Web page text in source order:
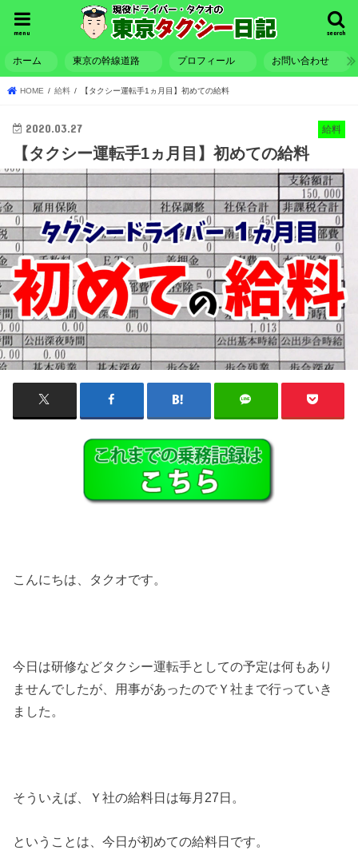
search
menu
ホーム 東京の幹線道路 プロフィール お問い合わせ
HOME 給料 【タクシー運転手1ヵ月目】初めての給料
給料
2020.03.27
【タクシー運転手1ヵ月目】初めての給料
こんにちは、タクオです。
今日は研修などタクシー運転手としての予定は何もあり
ませんでしたが、用事があったのでＹ社まで行っていき
ました。
そういえば、Ｙ社の給料日は毎月27日。
ということは、今日が初めての給料日です。